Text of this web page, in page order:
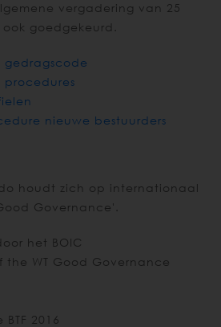
vergadering van 25
goedgekeurd.
gedragscode
procedures
nieuwe bestuurders
houdt zich op internationaal
Governance'.
het BOIC
the WT Good Governance
2016